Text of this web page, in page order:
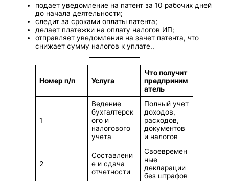
подает уведомление на патент за 10 рабочих дней
до начала деятельности;
следит за сроками оплаты патента;
делает платежки на оплату налогов ИП;
отправляет уведомления на зачет патента, что
снижает сумму налогов к уплате..
Номер п/п Услуга
Что получит
предприним
атель
1
Ведение
бухгалтерск
ого и
налогового
учета
Полный учет
доходов,
расходов,
документов
и налогов
2
Составлени
е и сдача
отчетности
Своевремен
ные
декларации
без штрафов